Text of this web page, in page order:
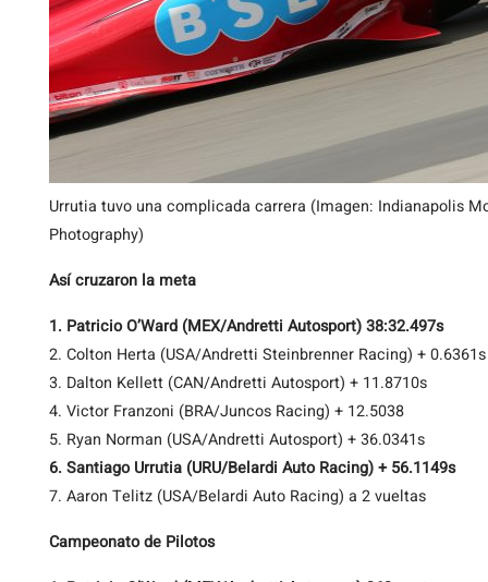
Urrutia tuvo una complicada carrera (Imagen: Indianapolis
Photography)
Así cruzaron la meta
1. Patricio O’Ward (MEX/Andretti Autosport) 38:32.497s
2. Colton Herta (USA/Andretti Steinbrenner Racing) + 0.6361s
3. Dalton Kellett (CAN/Andretti Autosport) + 11.8710s
4. Victor Franzoni (BRA/Juncos Racing) + 12.5038
5. Ryan Norman (USA/Andretti Autosport) + 36.0341s
6. Santiago Urrutia (URU/Belardi Auto Racing) + 56.1149s
7. Aaron Telitz (USA/Belardi Auto Racing) a 2 vueltas
Campeonato de Pilotos